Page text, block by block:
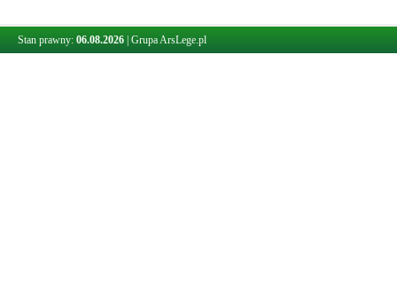
Stan prawny: 06.08.2026 Grupa ArsLege.pl